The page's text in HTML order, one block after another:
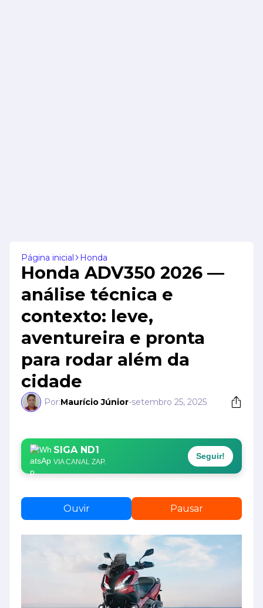
Página inicial Honda
Honda ADV350 2026 —
análise técnica e
contexto: leve,
aventureira e pronta
para rodar além da
cidade
Por:Maurício Júnior-setembro 25, 2025
SIGA ND1
VIA CANAL ZAP.
Seguir!
Ouvir Pausar